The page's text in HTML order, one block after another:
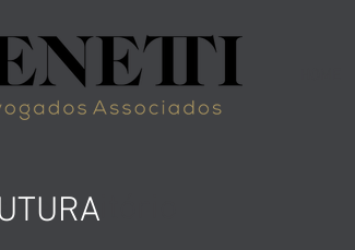
escritório